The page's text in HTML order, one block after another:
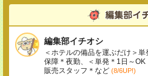
編集部イチオシ
＜ホテルの備品を運ぶだけ＞
保障＊夜勤、＜単発＊1日～
販売スタッフ＊など (8/6UP!)